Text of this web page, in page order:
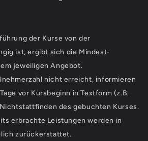
der Kurse von der
ist, ergibt sich die Mindest-
jeweiligen Angebot.
nicht erreicht, informieren
vor Kursbeginn in Textform (z.B.
des gebuchten Kurses.
erbrachte Leistungen werden in
zurückerstattet.